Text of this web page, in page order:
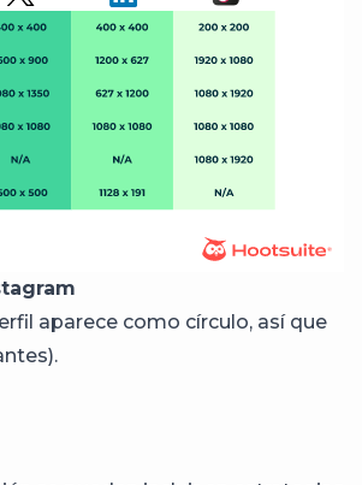
aparece como círculo, así que